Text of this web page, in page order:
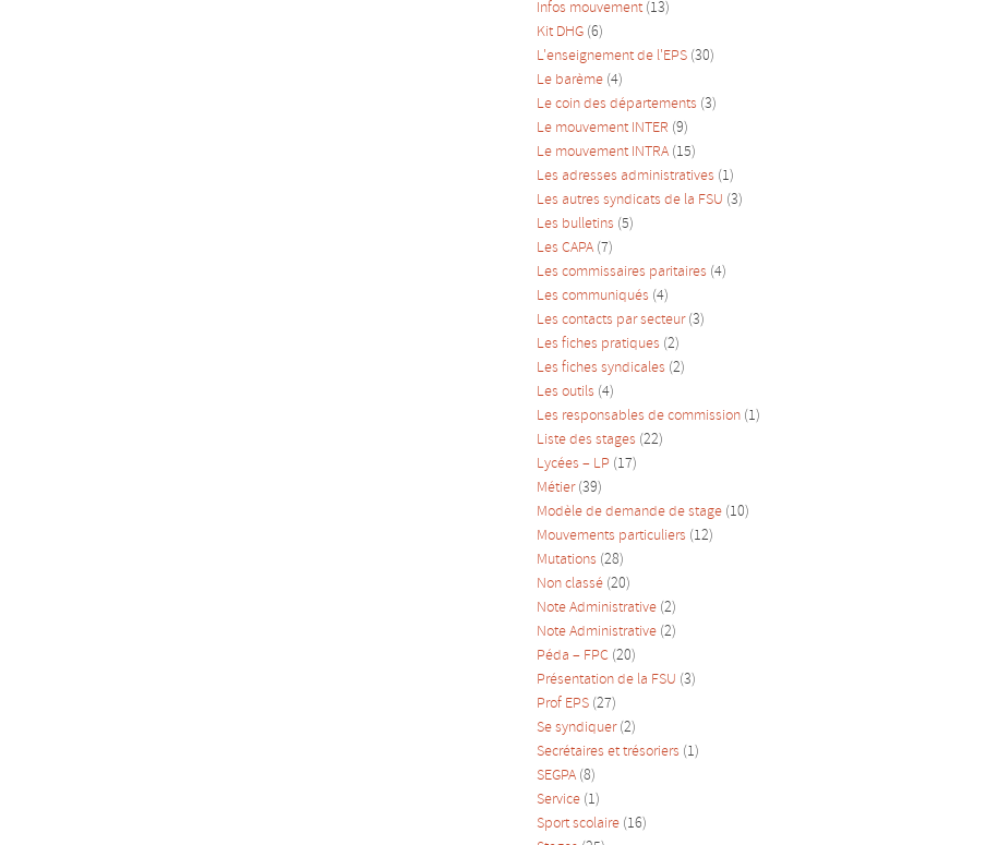
Infos mouvement (13)
Kit DHG (6)
L'enseignement de l'EPS (30)
Le barème (4)
Le coin des départements (3)
Le mouvement INTER (9)
Le mouvement INTRA (15)
Les adresses administratives (1)
Les autres syndicats de la FSU (3)
Les bulletins (5)
Les CAPA (7)
Les commissaires paritaires (4)
Les communiqués (4)
Les contacts par secteur(3)
Les fiches pratiques (2)
Les fiches syndicales (2)
Les outils (4)
Les responsables de commission (1)
Liste des stages (22)
Lycées – LP (17)
Métier(39)
Modèle de demande de stage (10)
Mouvements particuliers (12)
Mutations (28)
Non classé (20)
Note Administrative (2)
Note Administrative (2)
Péda – FPC (20)
Présentation de la FSU (3)
Prof EPS (27)
Se syndiquer(2)
Secrétaires et trésoriers (1)
SEGPA (8)
Service (1)
Sport scolaire (16)